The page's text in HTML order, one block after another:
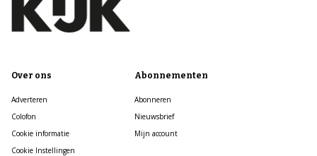
Over ons
Adverteren
Colofon
Cookie informatie
Cookie Instellingen
Abonnementen
Abonneren
Nieuwsbrief
Mijn account